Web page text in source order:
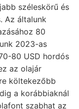
széleskörű és
Az általunk
80
2023-as
80 USD hordós
az olajár
költekezőbb
a korábbiaknál
szabhat az